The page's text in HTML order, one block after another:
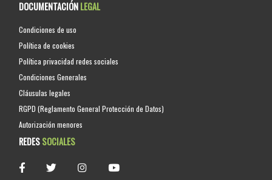
DOCUMENTACIÓNLEGAL
Condiciones de uso
Política de cookies
Política privacidad redes sociales
Condiciones Generales
Cláusulas legales
RGPD (Reglamento General Protección de Datos)
Autorización menores
REDESSOCIALES